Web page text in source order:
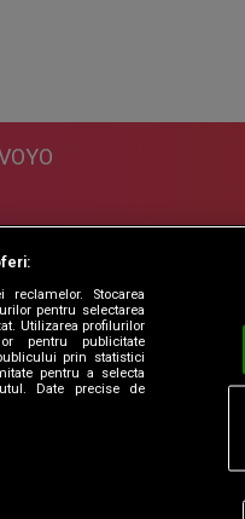
reclamelor. Stocarea
pentru selectarea
Utilizarea profilurilor
pentru publicitate
prin statistici
pentru a selecta
Date precise de